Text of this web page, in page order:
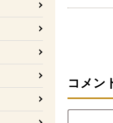
コメン